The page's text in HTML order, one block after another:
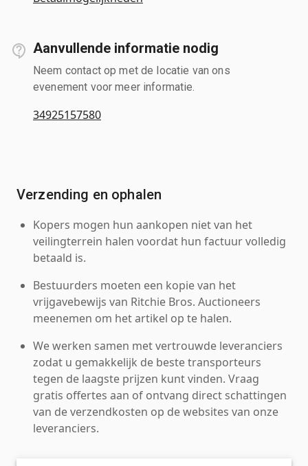
Aanvullende informatie nodig
Neem contact op met de locatie van ons
evenement voor meer informatie.
34925157580
Verzending en ophalen
Kopers mogen hun aankopen niet van het
veilingterrein halen voordat hun factuur volledig
betaald is.
Bestuurders moeten een kopie van het
vrijgavebewijs van Ritchie Bros. Auctioneers
meenemen om het artikel op te halen.
We werken samen met vertrouwde leveranciers
zodat u gemakkelijk de beste transporteurs
tegen de laagste prijzen kunt vinden. Vraag
gratis offertes aan of ontvang direct schattingen
van de verzendkosten op de websites van onze
leveranciers.